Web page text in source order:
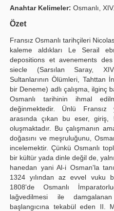
Publication Policies
Guidelines
Contact Us
Anahtar Kelimeler: Osmanlı,
Özet
Fransız Osmanlı tarihçileri
kaleme aldıkları Le Serail
depositions et avenements
siecle (Sarsılan Saray,
Sultanlarının Ölümleri, Tahttan
bir Deneme) adlı çalışma, ilginç
Osmanlı tarihinin ihmal
değinmektedir. Ünlü Fransız
arasında çıkan bu eser,
oluşmaktadır. Bu çalışmanın
doğasını ve meşruluğunu,
incelemektir. Çünkü Osmanlı
bir kültür yada dinle değil de,
hanedan yani Al-i Osman'la
1324 yılından az evvel vuku
1808'de Osmanlı
lağvedilmesi ile
başlangıcına tekabül eden II.